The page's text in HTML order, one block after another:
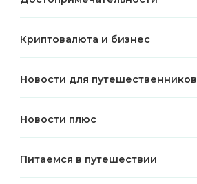
Криптовалюта и бизнес
Новости для путешественников
Новости плюс
Питаемся в путешествии